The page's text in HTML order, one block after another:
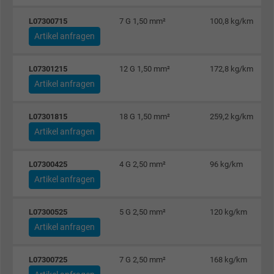
Anbieter Google LLC
Cookie von Google für Website-Analysen.
Besucher die Website nutzt.
Anbieter Google LLC
Laufzeit 1 Minute
Cookie von Google für Website-Analysen.
Besucher die Website nutzt.
L07300715 7 G 1,50 mm² 100,8 kg/km
Artikel anfragen
L07301215 12 G 1,50 mm² 172,8 kg/km
Artikel anfragen
L07301815 18 G 1,50 mm² 259,2 kg/km
Artikel anfragen
L07300425 4 G 2,50 mm² 96 kg/km
Artikel anfragen
L07300525 5 G 2,50 mm² 120 kg/km
Artikel anfragen
L07300725 7 G 2,50 mm² 168 kg/km